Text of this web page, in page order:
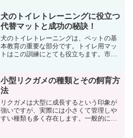
し、群れの繁栄にとって不可欠な存在と
なっているかを掘り下げま...
犬のトイレトレーニングに役立つ
代替マットと成功の秘訣！
犬のトイレトレーニングは、ペットの基
本教育の重要な部分です。トイレ用マッ
トはこの訓練にとても役立ちます。市場
す。この記事では、効果的なトイレトレ
ーニング方法、適切な商品の...
小型リクガメの種類とその飼育方
法
リクガメは大型に成長するという印象が
強いですが、実際には小さくて管理しや
すい種類も多く存在します。一般的に亀